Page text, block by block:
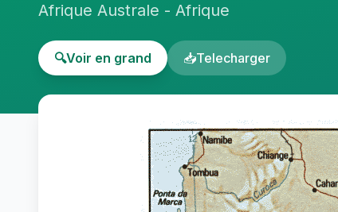
Afrique Australe - Afrique
🔍Voir en grand 📥Telecharger